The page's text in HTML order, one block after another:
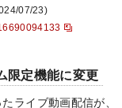
07/23)
限定機能に変更
ライブ動画配信が、